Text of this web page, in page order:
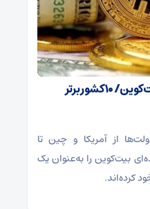
رقابت پنهان دولت‌ها بر سر بیت‌کوین/ ۱۰ کشور برتر
از آمریکا و چین تا
بیت‌کوین را به‌عنوان یک
کرده‌اند.